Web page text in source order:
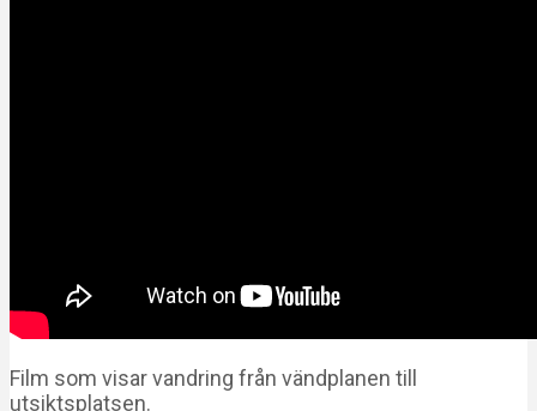
Film som visar vandring från vändplanen till
utsiktsplatsen.